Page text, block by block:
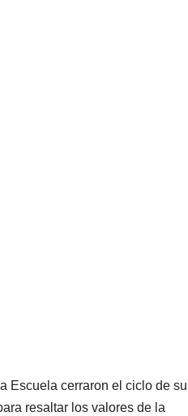
Escuela cerraron el ciclo de
resaltar los valores de la